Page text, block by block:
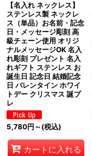
【名入れ ネックレス】
ステンレス製 ネックレ
ス（単品）お名前・記念
日・メッセージ彫刻 高
級チェーン使用 オリジ
ナルメッセージOK 名入
れ彫刻 プレゼント 名入
れギフト ステンレス お
誕生日 記念日 結婚記念
日 バレンタイン ホワイ
トデー クリスマス 誕プ
レ
5,780円 ～ (税込)
カートに入れる